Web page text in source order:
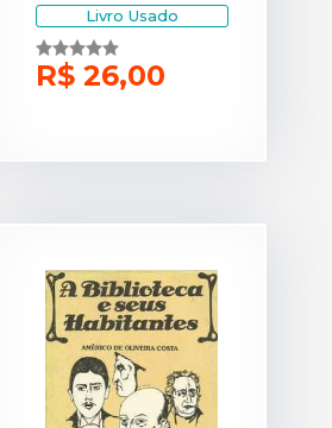
Livro Usado
R$ 26,00